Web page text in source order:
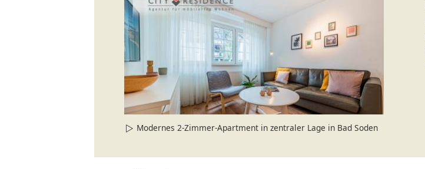
Modernes 2-Zimmer-Apartment in zentraler Lage in Bad Soden